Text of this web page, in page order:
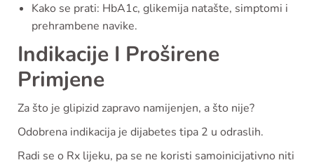
Kako se prati: HbA1c, glikemija natašte, simptomi i
prehrambene navike.
Indikacije I Proširene
Primjene
Za što je glipizid zapravo namijenjen, a što nije?
Odobrena indikacija je dijabetes tipa 2 u odraslih.
Radi se o Rx lijeku, pa se ne koristi samoinicijativno niti